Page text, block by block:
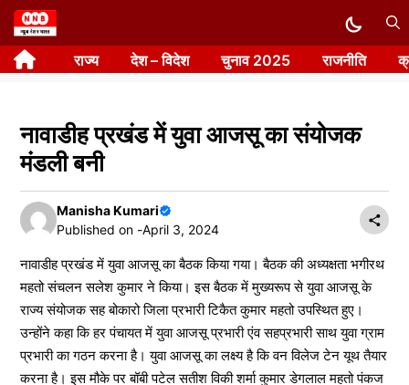
Skip
to
content राज्य देश – विदेश चुनाव 2025 राजनीति
नावाडीह प्रखंड में युवा आजसू का संयोजक
मंडली बनी
Manisha Kumari
Published on -April 3, 2024
नावाडीह प्रखंड में युवा आजसू का बैठक किया गया। बैठक की अध्यक्षता भगीरथ
महतो संचलन सलेश कुमार ने किया। इस बैठक में मुख्यरूप से युवा आजसू के
राज्य संयोजक सह बोकारो जिला प्रभारी टिकैत कुमार महतो उपस्थित हुए।
उन्होंने कहा कि हर पंचायत में युवा आजसू प्रभारी एंव सहप्रभारी साथ युवा ग्राम
प्रभारी का गठन करना है। युवा आजसू का लक्ष्य है कि वन विलेज टेन यूथ तैयार
करना है। इस मौके पर बॉबी पटेल सतीश विकी शर्मा कुमार डेगलाल महतो पंकज